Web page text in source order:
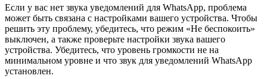
Если у вас нет звука уведомлений для WhatsApp, проблема
может быть связана с настройками вашего устройства. Чтобы
решить эту проблему, убедитесь, что режим «Не беспокоить»
выключен, а также проверьте настройки звука вашего
устройства. Убедитесь, что уровень громкости не на
минимальном уровне и что звук для уведомлений WhatsApp
установлен.